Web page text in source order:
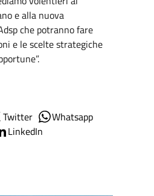
e alla nuova
che potranno fare
e le scelte strategiche
Twitter
Whatsapp
LinkedIn